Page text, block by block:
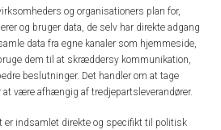
og organisationers plan for,
og bruger data, de selv har direkte adgang
data fra egne kanaler som hjemmeside,
dem til at skræddersy kommunikation,
beslutninger. Det handler om at tage
at være afhængig af tredjepartsleverandører.
er indsamlet direkte og specifikt til politisk